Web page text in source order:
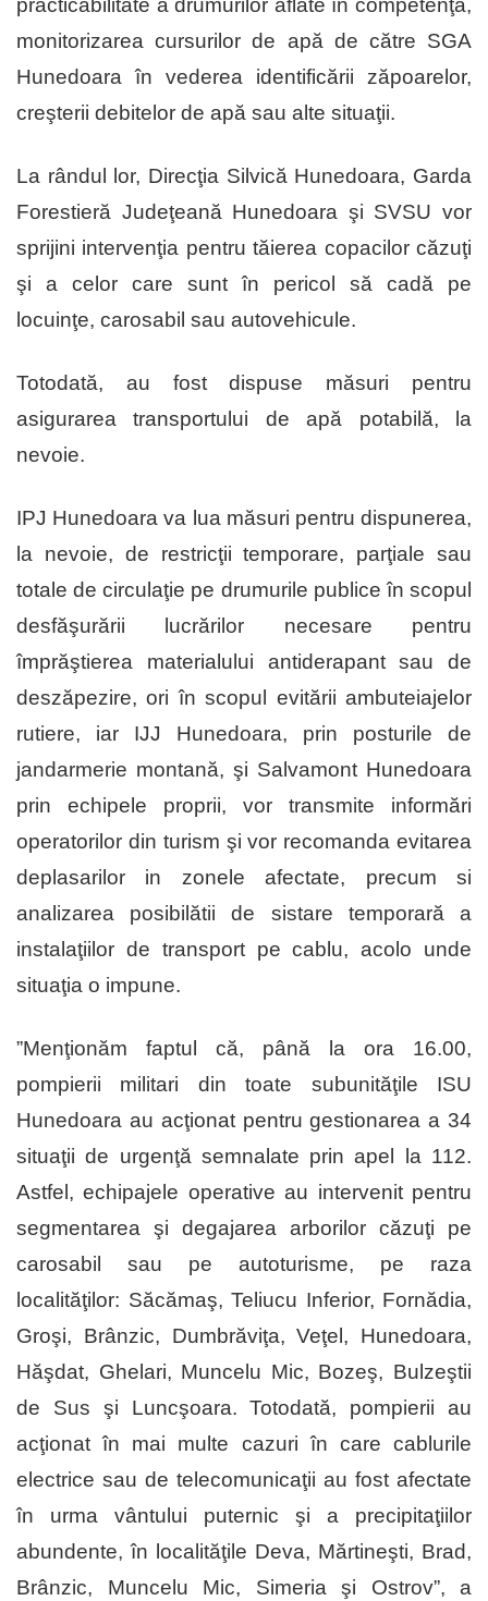
practicabilitate a drumurilor aflate în competenţă,
monitorizarea cursurilor de apă de către SGA
Hunedoara în vederea identificării zăpoarelor,
creşterii debitelor de apă sau alte situaţii.
La rândul lor, Direcţia Silvică Hunedoara, Garda
Forestieră Judeţeană Hunedoara şi SVSU vor
sprijini intervenţia pentru tăierea copacilor căzuţi
şi a celor care sunt în pericol să cadă pe
locuinţe, carosabil sau autovehicule.
Totodată, au fost dispuse măsuri pentru
asigurarea transportului de apă potabilă, la
nevoie.
IPJ Hunedoara va lua măsuri pentru dispunerea,
la nevoie, de restricţii temporare, parţiale sau
totale de circulaţie pe drumurile publice în scopul
desfăşurării lucrărilor necesare pentru
împrăştierea materialului antiderapant sau de
deszăpezire, ori în scopul evitării ambuteiajelor
rutiere, iar IJJ Hunedoara, prin posturile de
jandarmerie montană, şi Salvamont Hunedoara
prin echipele proprii, vor transmite informări
operatorilor din turism şi vor recomanda evitarea
deplasarilor in zonele afectate, precum si
analizarea posibilătii de sistare temporară a
instalaţiilor de transport pe cablu, acolo unde
situaţia o impune.
”Menţionăm faptul că, până la ora 16.00,
pompierii militari din toate subunităţile ISU
Hunedoara au acţionat pentru gestionarea a 34
situaţii de urgenţă semnalate prin apel la 112.
Astfel, echipajele operative au intervenit pentru
segmentarea şi degajarea arborilor căzuţi pe
carosabil sau pe autoturisme, pe raza
localităţilor: Săcămaş, Teliucu Inferior, Fornădia,
Groşi, Brânzic, Dumbrăviţa, Veţel, Hunedoara,
Hăşdat, Ghelari, Muncelu Mic, Bozeş, Bulzeştii
de Sus şi Luncşoara. Totodată, pompierii au
acţionat în mai multe cazuri în care cablurile
electrice sau de telecomunicaţii au fost afectate
în urma vântului puternic şi a precipitaţiilor
abundente, în localităţile Deva, Mărtineşti, Brad,
Brânzic, Muncelu Mic, Simeria şi Ostrov”, a